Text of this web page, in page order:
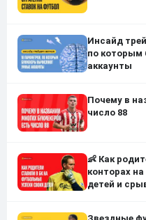
Инсайд
по которым
аккаунты
Почему в
число 88
👶 Как
конторах
детей и